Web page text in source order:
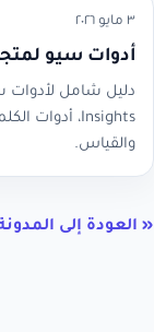
٣ مايو ٢٠٢٦
أدوات سيو
والقياس.
« العودة إلى